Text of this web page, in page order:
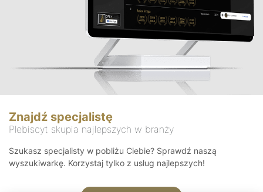
Znajdź specjalistę
Plebiscyt skupia najlepszych w branży
Szukasz specjalisty w pobliżu Ciebie? Sprawdź naszą
wyszukiwarkę. Korzystaj tylko z usług najlepszych!